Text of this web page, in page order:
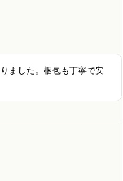
ました。梱包も丁寧で安